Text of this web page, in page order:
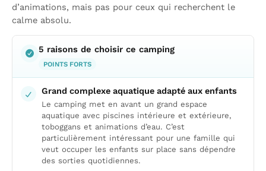
d’animations, mais pas pour ceux qui recherchent le
calme absolu.
5 raisons de choisir ce camping
POINTS FORTS
Grand complexe aquatique adapté aux enfants
Le camping met en avant un grand espace
aquatique avec piscines intérieure et extérieure,
toboggans et animations d’eau. C’est
particulièrement intéressant pour une famille qui
veut occuper les enfants sur place sans dépendre
des sorties quotidiennes.